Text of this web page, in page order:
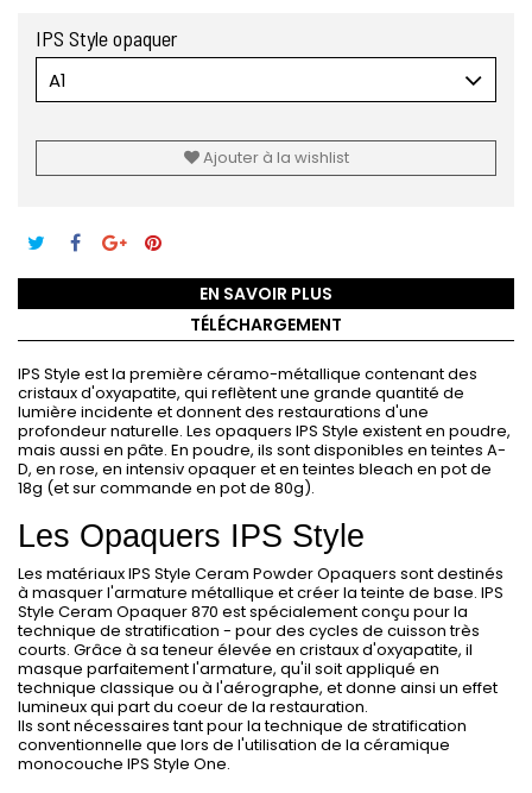
IPS Style opaquer
A1
Ajouter à la wishlist
EN SAVOIR PLUS
TÉLÉCHARGEMENT
IPS Style est la première céramo-métallique contenant des
cristaux d'oxyapatite, qui reflètent une grande quantité de
lumière incidente et donnent des restaurations d'une
profondeur naturelle. Les opaquers IPS Style existent en poudre,
mais aussi en pâte. En poudre, ils sont disponibles en teintes A-
D, en rose, en intensiv opaquer et en teintes bleach en pot de
18g (et sur commande en pot de 80g).
Les Opaquers IPS Style
Les matériaux IPS Style Ceram Powder Opaquers sont destinés
à masquer l'armature métallique et créer la teinte de base. IPS
Style Ceram Opaquer 870 est spécialement conçu pour la
technique de stratification - pour des cycles de cuisson très
courts. Grâce à sa teneur élevée en cristaux d'oxyapatite, il
masque parfaitement l'armature, qu'il soit appliqué en
technique classique ou à l'aérographe, et donne ainsi un effet
lumineux qui part du coeur de la restauration.
Ils sont nécessaires tant pour la technique de stratification
conventionnelle que lors de l'utilisation de la céramique
monocouche IPS Style One.